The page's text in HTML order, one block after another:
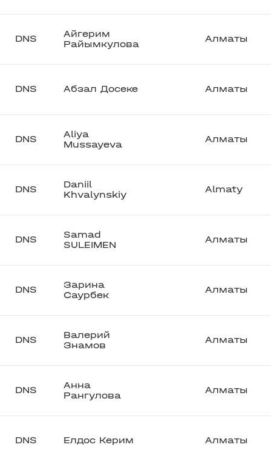
DNS
Айгерим
Райымкулова
Алматы
DNS Абзал Досеке Алматы
DNS
Aliya
Mussayeva
Алматы
DNS
Daniil
Khvalynskiy
Almaty
DNS
Samad
SULEIMEN
Алматы
DNS
Зарина
Саурбек
Алматы
DNS
Валерий
Знамов
Алматы
DNS
Анна
Рангулова
Алматы
DNS Елдос Керим Алматы